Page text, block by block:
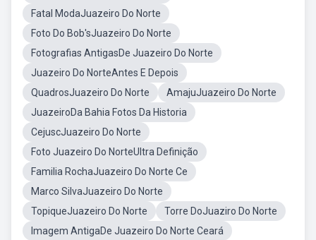
Fatal ModaJuazeiro Do Norte
Foto Do Bob'sJuazeiro Do Norte
Fotografias AntigasDe Juazeiro Do Norte
Juazeiro Do NorteAntes E Depois
QuadrosJuazeiro Do Norte
AmajuJuazeiro Do Norte
JuazeiroDa Bahia Fotos Da Historia
CejuscJuazeiro Do Norte
Foto Juazeiro Do NorteUltra Definição
Familia RochaJuazeiro Do Norte Ce
Marco SilvaJuazeiro Do Norte
TopiqueJuazeiro Do Norte
Torre DoJuaziro Do Norte
Imagem AntigaDe Juazeiro Do Norte Ceará